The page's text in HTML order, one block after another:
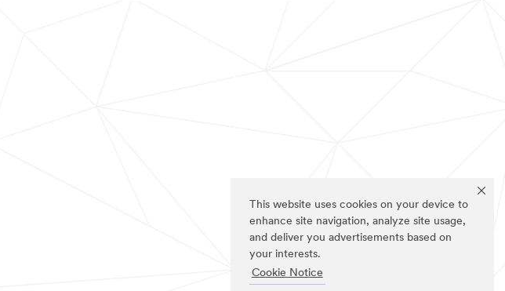
This website uses cookies on your device to
enhance site navigation, analyze site usage,
and deliver you advertisements based on
your interests.
Cookie Notice